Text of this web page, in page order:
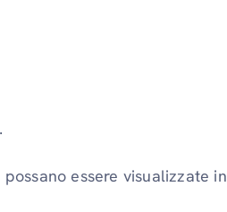
essere visualizzate in